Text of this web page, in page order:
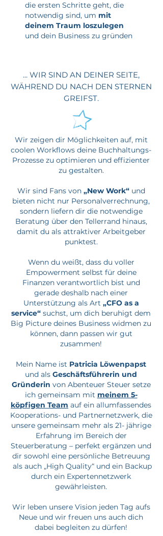
die ersten Schritte geht, die
notwendig sind, um mit
deinem Traum loszulegen
und dein Business zu gründen
... WIR SIND AN DEINER SEITE,
WÄHREND DU NACH DEN STERNEN
GREIFST.
Wir zeigen dir Möglichkeiten auf, mit
coolen Workflows deine Buchhaltungs-
Prozesse zu optimieren und effizienter
zu gestalten.
Wir sind Fans von „New Work“ und
bieten nicht nur Personalverrechnung,
sondern liefern dir die notwendige
Beratung über den Tellerrand hinaus,
damit du als attraktiver Arbeitgeber
punktest.
Wenn du weißt, dass du voller
Empowerment selbst für deine
Finanzen verantwortlich bist und
gerade deshalb nach einer
Unterstützung als Art „CFO as a
service“ suchst, um dich beruhigt dem
Big Picture deines Business widmen zu
können, dann passen wir gut
zusammen!
Mein Name ist Patricia Löwenpapst
und als Geschäftsführerin und
Gründerin von Abenteuer Steuer setze
ich gemeinsam mit meinem 5-
köpfigen Team auf ein allumfassendes
Kooperations- und Partnernetzwerk, die
unsere gemeinsam mehr als 21- jährige
Erfahrung im Bereich der
Steuerberatung – perfekt ergänzen und
dir sowohl eine persönliche Betreuung
als auch „High Quality“ und ein Backup
durch ein Expertennetzwerk
gewährleisten.
Wir leben unsere Vision jeden Tag aufs
Neue und wir freuen uns auch dich
dabei begleiten zu dürfen!